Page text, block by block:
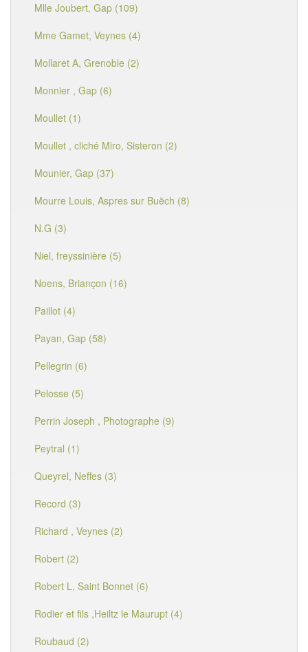
Mlle Joubert, Gap (109)
Mme Gamet, Veynes (4)
Mollaret A, Grenoble (2)
Monnier , Gap (6)
Moullet (1)
Moullet , cliché Miro, Sisteron (2)
Mounier, Gap (37)
Mourre Louis, Aspres sur Buëch (8)
N.G (3)
Niel, freyssinière (5)
Noens, Briançon (16)
Paillot (4)
Payan, Gap (58)
Pellegrin (6)
Pelosse (5)
Perrin Joseph , Photographe (9)
Peytral (1)
Queyrel, Neffes (3)
Record (3)
Richard , Veynes (2)
Robert (2)
Robert L, Saint Bonnet (6)
Rodier et fils ,Heiltz le Maurupt (4)
Roubaud (2)